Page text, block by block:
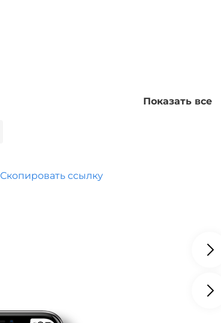
Показать все
Скопировать ссылку